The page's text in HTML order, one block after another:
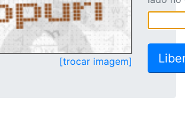
[trocar imagem]